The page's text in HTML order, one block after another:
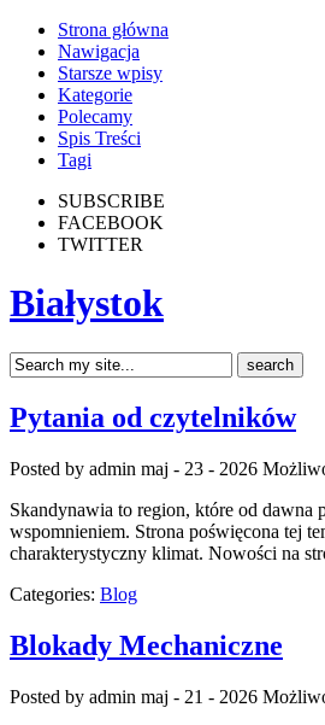
Strona główna
Nawigacja
Starsze wpisy
Kategorie
Polecamy
Spis Treści
Tagi
SUBSCRIBE
FACEBOOK
TWITTER
Białystok
Pytania od czytelników
Posted by admin maj - 23 - 2026
Skandynawia to region, które od dawna
wspomnieniem. Strona poświęcona tej
charakterystyczny klimat. Nowości na
Categories: Blog
Blokady Mechaniczne
Posted by admin maj - 21 - 2026